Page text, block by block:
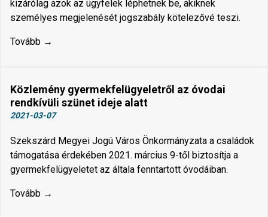
kizárólag azok az ügyfelek léphetnek be, akiknek
személyes megjelenését jogszabály kötelezővé teszi.
Tovább →
Közlemény gyermekfelügyeletről az óvodai
rendkívüli szünet ideje alatt
2021-03-07
Szekszárd Megyei Jogú Város Önkormányzata a családok
támogatása érdekében 2021. március 9-től biztosítja a
gyermekfelügyeletet az általa fenntartott óvodáiban.
Tovább →